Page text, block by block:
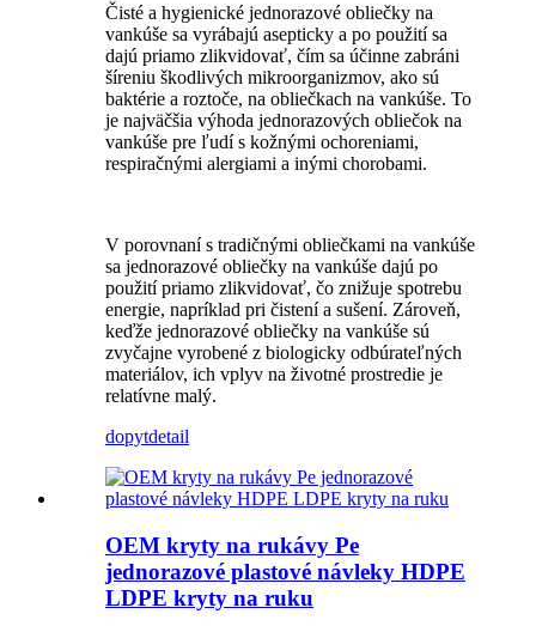
Čisté a hygienické jednorazové obliečky na
vankúše sa vyrábajú asepticky a po použití sa
dajú priamo zlikvidovať, čím sa účinne zabráni
šíreniu škodlivých mikroorganizmov, ako sú
baktérie a roztoče, na obliečkach na vankúše. To
je najväčšia výhoda jednorazových obliečok na
vankúše pre ľudí s kožnými ochoreniami,
respiračnými alergiami a inými chorobami.
V porovnaní s tradičnými obliečkami na vankúše
sa jednorazové obliečky na vankúše dajú po
použití priamo zlikvidovať, čo znižuje spotrebu
energie, napríklad pri čistení a sušení. Zároveň,
keďže jednorazové obliečky na vankúše sú
zvyčajne vyrobené z biologicky odbúrateľných
materiálov, ich vplyv na životné prostredie je
relatívne malý.
dopytdetail
OEM kryty na rukávy Pe
jednorazové plastové návleky HDPE
LDPE kryty na ruku